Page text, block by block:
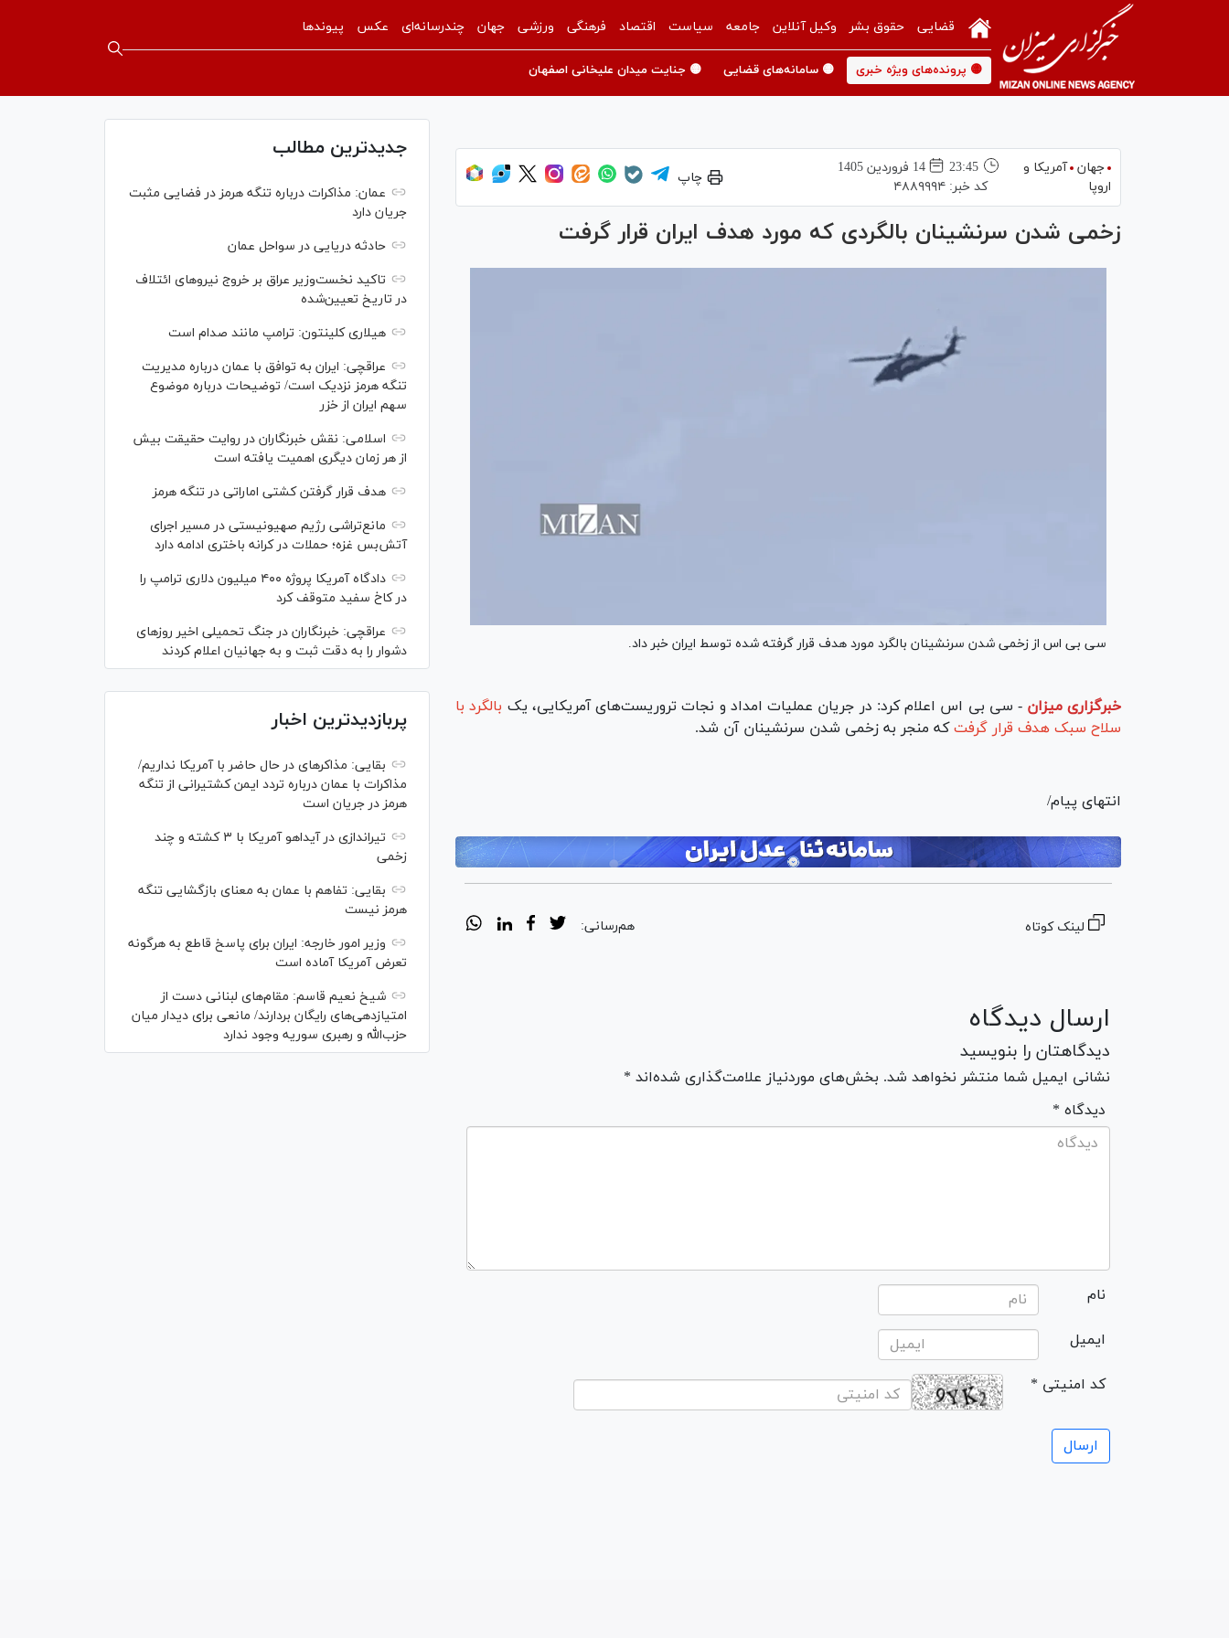
قضایی حقوق بشر وکیل آنلاین جامعه سیاست اقتصاد فرهنگی ورزشی جهان چندرسانه‌ای عکس پیوندها
🟡 پرونده‌های ویژه خبری 🟡 سامانه‌های قضایی 🟡 جنایت میدان علیخانی اصفهان
جهان آمریکا و
اروپا
23:45
14 فروردين 1405
کد خبر: ۴۸۸۹۹۹۴
چاپ
زخمی شدن سرنشینان بالگردی که مورد هدف ایران قرار گرفت
سی بی اس از زخمی شدن سرنشینان بالگرد مورد هدف قرار گرفته شده توسط ایران خبر داد.
خبرگزاری میزان - سی بی اس اعلام کرد: در جریان عملیات امداد و نجات تروریست‌های آمریکایی، یک بالگرد با
سلاح سبک هدف قرار گرفتکه منجر به زخمی شدن سرنشینان آن شد.
انتهای پیام/
لینک کوتاه هم‌رسانی:
ارسال دیدگاه
دیدگاهتان را بنویسید
نشانی ایمیل شما منتشر نخواهد شد. بخش‌های موردنیاز علامت‌گذاری شده‌اند *
* دیدگاه
نام
ایمیل
* کد امنیتی
جدیدترین مطالب
عمان: مذاکرات درباره تنگه هرمز در فضایی مثبت
جریان دارد
حادثه دریایی در سواحل عمان
تاکید نخست‌وزیر عراق بر خروج نیروهای ائتلاف
در تاریخ تعیین‌شده
هیلاری کلینتون: ترامپ مانند صدام است
عراقچی: ایران به توافق با عمان درباره مدیریت
تنگه هرمز نزدیک است/ توضیحات درباره موضوع
سهم ایران از خزر
اسلامی: نقش خبرنگاران در روایت حقیقت بیش
از هر زمان دیگری اهمیت یافته است
هدف قرار گرفتن کشتی اماراتی در تنگه هرمز
مانع‌تراشی رژیم صهیونیستی در مسیر اجرای
آتش‌بس غزه؛ حملات در کرانه باختری ادامه دارد
دادگاه آمریکا پروژه ۴۰۰ میلیون دلاری ترامپ را
در کاخ سفید متوقف کرد
عراقچی: خبرنگاران در جنگ تحمیلی اخیر روز‌های
دشوار را به دقت ثبت و به جهانیان اعلام کردند
پربازدیدترین اخبار
بقایی: مذاکره‎ای در حال حاضر با آمریکا نداریم/
مذاکرات با عمان درباره تردد ایمن کشتیرانی از تنگه
هرمز در جریان است
تیراندازی در آیداهو آمریکا با ۳ کشته و چند
زخمی
بقایی: تفاهم با عمان به معنای بازگشایی تنگه
هرمز نیست
وزیر امور خارجه: ایران برای پاسخ قاطع به هرگونه
تعرض آمریکا آماده است
شیخ نعیم قاسم: مقام‌های لبنانی دست از
امتیازدهی‌های رایگان بردارند/ مانعی برای دیدار میان
حزب‌الله و رهبری سوریه وجود ندارد